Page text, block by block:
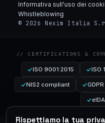
Rispettiamo la tua
Informativa sull'uso dei
Whistleblowing
© 2026 Nexim Italia
// CERTIFICATIONS &
ISO 9001:2015 ISO
NIS2 compliant